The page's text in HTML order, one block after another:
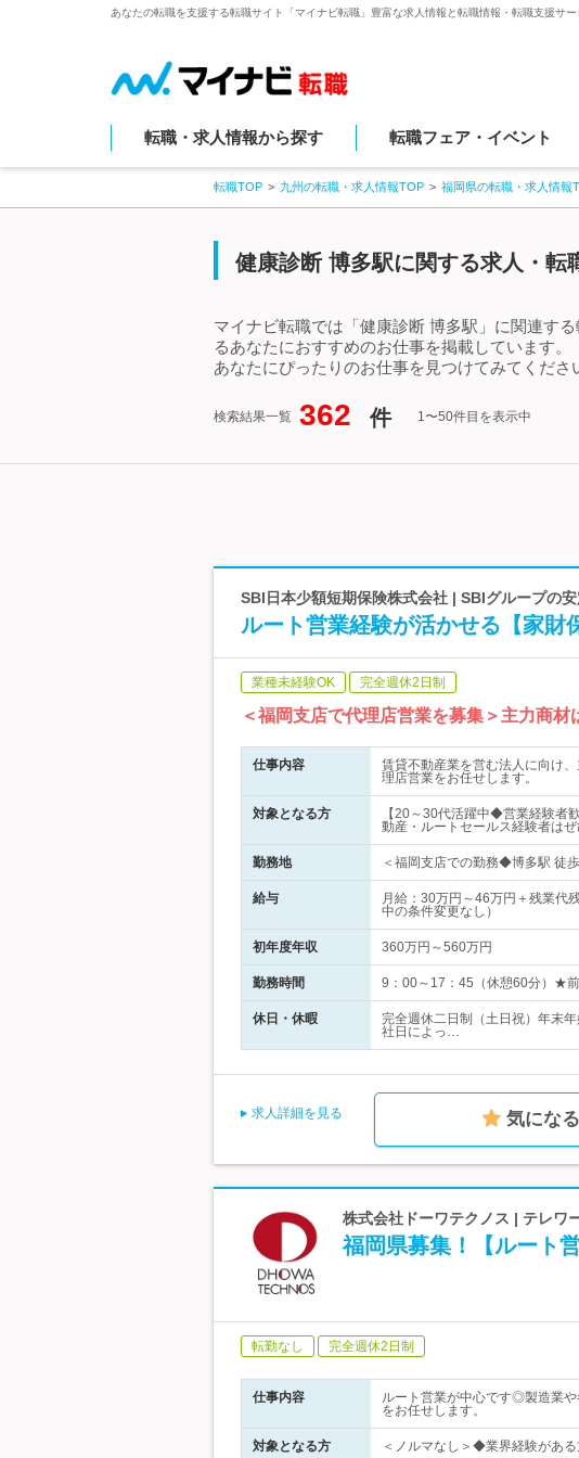
あなたの転職を支援する転職サイト「マイナビ転職」豊富な求人情報と転職情報・転職支援サ
転職・求人情報から探す 転職フェア・イベント
転職TOP 九州の転職・求人情報TOP 福岡県の転職・求人情報
健康診断 博多駅に関する求人・転
マイナビ転職では「健康診断 博多駅」に関連す
るあなたにおすすめのお仕事を掲載しています
あなたにぴったりのお仕事を見つけてみてくださ
検索結果一覧 362 件 1〜50件目を表示中
SBI日本少額短期保険株式会社 | SBIグループの
ルート営業経験が活かせる【家財
業種未経験OK 完全週休2日制
＜福岡支店で代理店営業を募集＞主力商
仕事内容
賃貸不動産業を営む法人に向け
理店営業をお任せします。
対象となる方
【20～30代活躍中◆営業経験者
動産・ルートセールス経験者は
勤務地 ＜福岡支店での勤務◆博多駅 徒
給与
月給：30万円～46万円＋残業代
中の条件変更なし）
初年度年収 360万円～560万円
勤務時間 9：00～17：45（休憩60分）★
休日・休暇
完全週休二日制（土日祝）年末
社日によっ…
求人詳細を見る 気になる
株式会社ドーワテクノス | テレ
福岡県募集！【ルート
転勤なし 完全週休2日制
仕事内容
ルート営業が中心です◎製造業
をお任せします。
対象となる方 ＜ノルマなし＞◆業界経験があ